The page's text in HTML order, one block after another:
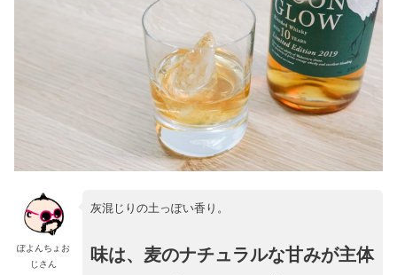
ぽよんちょお
じさん
灰混じりの土っぽい香り。
味は、麦のナチュラルな甘みが主体